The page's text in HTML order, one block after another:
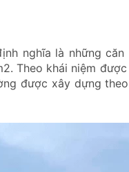
nghĩa là những căn
Theo khái niệm
được xây dựng